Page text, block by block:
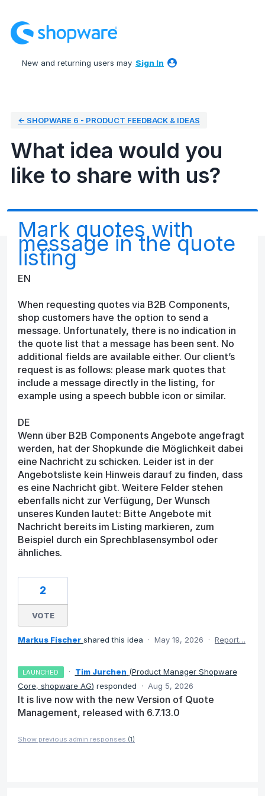
to
content
New and returning users may Sign In
← SHOPWARE 6 - PRODUCT FEEDBACK & IDEAS
What idea would you
like to share with us?
Mark quotes with
message in the quote
listing
EN
When requesting quotes via B2B Components,
shop customers have the option to send a
message. Unfortunately, there is no indication in
the quote list that a message has been sent. No
additional fields are available either. Our client’s
request is as follows: please mark quotes that
include a message directly in the listing, for
example using a speech bubble icon or similar.
DE
Wenn über B2B Components Angebote angefragt
werden, hat der Shopkunde die Möglichkeit dabei
eine Nachricht zu schicken. Leider ist in der
Angebotsliste kein Hinweis darauf zu finden, dass
es eine Nachricht gibt. Weitere Felder stehen
ebenfalls nicht zur Verfügung, Der Wunsch
unseres Kunden lautet: Bitte Angebote mit
Nachricht bereits im Listing markieren, zum
Beispiel durch ein Sprechblasensymbol oder
ähnliches.
2
VOTE
Markus Fischer shared this idea · May 19, 2026 · Report…
LAUNCHED · Tim Jurchen (Product Manager Shopware
Core, shopware AG) responded · Aug 5, 2026
It is live now with the new Version of Quote
Management, released with 6.7.13.0
Show previous admin responses (1)